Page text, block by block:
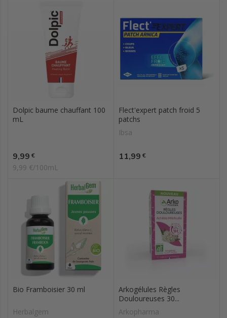
Dolpic baume chauffant 100
mL
Prix
9,99 €
9,99 €/100mL
Flect'expert patch froid 5
patchs
Ibsa
Prix
11,99 €
Bio Framboisier 30 ml
Herbalgem
Arkogélules Règles
Douloureuses 30...
Arkopharma